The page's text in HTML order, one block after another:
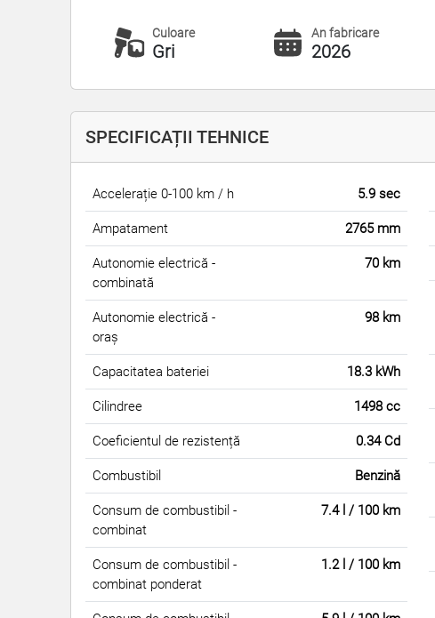
Culoare
Gri
An fabricare
2026
SPECIFICAȚII TEHNICE
Accelerație 0-100 km / h 5.9 sec
Ampatament 2765 mm
Autonomie electrică -
combinată
70 km
Autonomie electrică -
oraș
98 km
Capacitatea bateriei 18.3 kWh
Cilindree 1498 cc
Coeficientul de rezistență 0.34 Cd
Combustibil Benzină
Consum de combustibil -
combinat
7.4 l / 100 km
Consum de combustibil -
combinat ponderat
1.2 l / 100 km